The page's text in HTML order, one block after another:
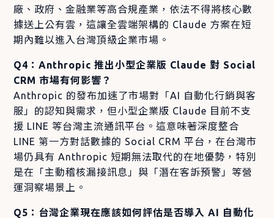
廠、政府、金融業等高合規產業，依法不得將核心數
據送上公有雲，這讓全雲端架構的 Claude 方案在短
期內難以進入台灣頂級企業市場。
Q4：Anthropic 推出小型企業版 Claude 對 Social
CRM 市場有何影響？
Anthropic 的發布加速了市場對「AI 自動化行銷與客
服」的認知與需求，但小型企業版 Claude 目前不支
援 LINE 等台灣主流通訊平台。這意味著深度整合
LINE 第一方對話數據的 Social CRM 平台，在台灣市
場仍具有 Anthropic 短期無法取代的在地優勢，特別
是在「主動稽核漏接訊息」與「潛在客訴預警」等營
運洞察場景上。
Q5：台灣企業現在應該如何評估是否導入 AI 自動化